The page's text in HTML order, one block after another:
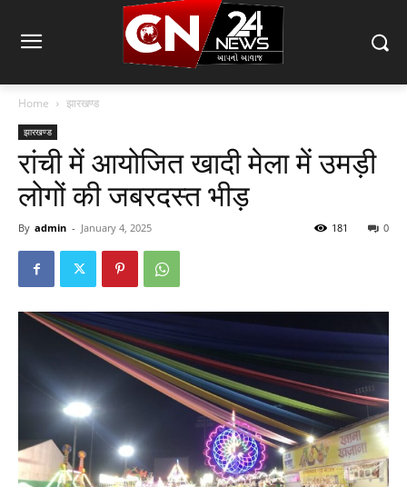
Home झारखण्ड
झारखण्ड
रांची में आयोजित खादी मेला में उमड़ी
लोगों की जबरदस्त भीड़
By admin - January 4, 2025 0
181